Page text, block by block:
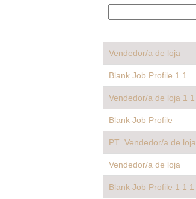
Vendedor/a de loja
Blank Job Profile 1 1
Vendedor/a de loja 1 1
Blank Job Profile
PT_Vendedor/a de loja
Vendedor/a de loja
Blank Job Profile 1 1 1